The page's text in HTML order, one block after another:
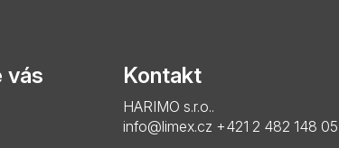
vás Kontakt
HARIMO s.r.o..
info@limex.cz +421 2 482 148 05